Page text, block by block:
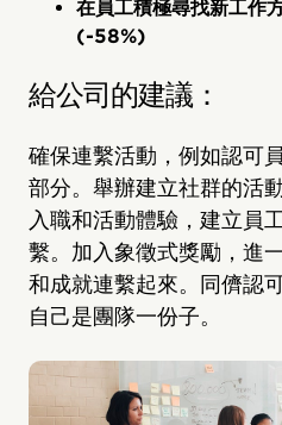
在員工積極尋找新工作
(-58%)
給公司的建議：
確保連繫活動，例如認可
部分。舉辦建立社群的活
入職和活動體驗，建立員
繫。加入象徵式獎勵，進
和成就連繫起來。同儕認
自己是團隊一份子。